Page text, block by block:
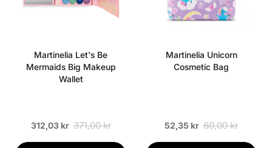
Martinelia Let's Be
Mermaids Big Makeup
Wallet
312,03 kr 371,00 kr
Martinelia Unicorn
Cosmetic Bag
52,35 kr 60,00 kr